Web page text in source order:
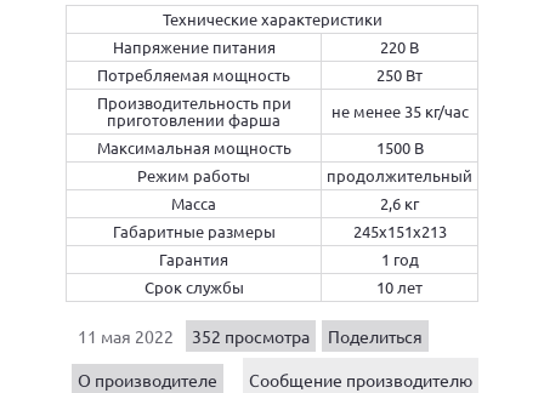
Технические характеристики
Напряжение питания
220 В
Потребляемая мощность
250 Вт
Производительность при
приготовлении фарша
не менее 35 кг/час
Максимальная мощность
1500 В
Режим работы
продолжительный
Масса
2,6 кг
Габаритные размеры
245x151x213
Гарантия
1 год
Срок службы
10 лет
11 мая 2022 352 просмотра
Поделиться
О производителе
Сообщение производителю